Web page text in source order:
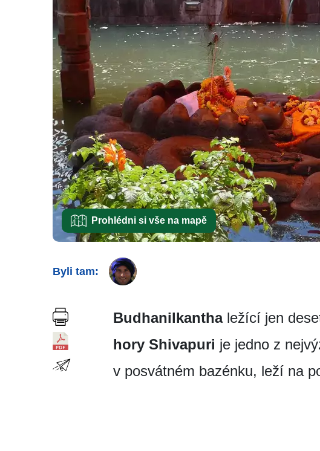
Prohlédni si vše na mapě
Byli tam:
Budhanilkanthaležící jen
hory Shivapuri je jedno z
v posvátném bazénku, leží na